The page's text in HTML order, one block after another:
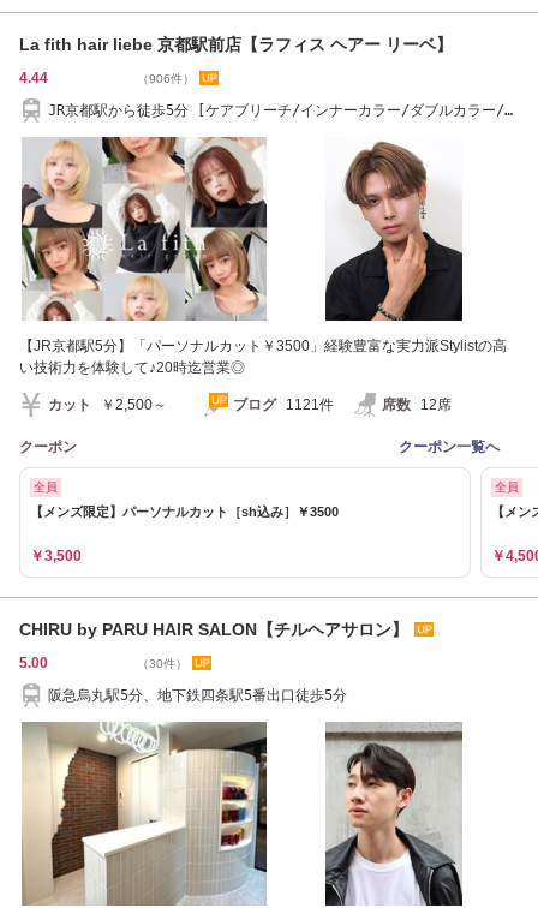
La fith hair liebe 京都駅前店【ラフィス ヘアー リーベ】
4.44 （906件）
JR京都駅から徒歩5分 [ケアブリーチ/インナーカラー/ダブルカラー/髪
【JR京都駅5分】「パーソナルカット￥3500」経験豊富な実力派Stylistの高
い技術力を体験して♪20時迄営業◎
カット ￥2,500～ ブログ 1121件 席数 12席
クーポン クーポン一覧へ
全員
【メンズ限定】パーソナルカット［sh込み］￥3500
￥3,500
全員
【メ
￥
CHIRU by PARU HAIR SALON【チルヘアサロン】
5.00 （30件）
阪急烏丸駅5分、地下鉄四条駅5番出口徒歩5分